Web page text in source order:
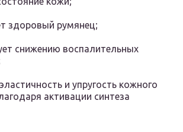
здоровый румянец;
снижению воспалительных
и упругость кожного
активации синтеза